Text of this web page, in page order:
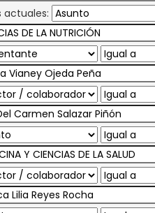
actuales: